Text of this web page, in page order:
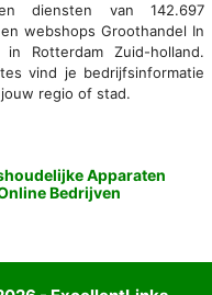
diensten van 142.697
webshops Groothandel In
in Rotterdam Zuid-holland.
vind je bedrijfsinformatie
regio of stad.
Apparaten
Bedrijven